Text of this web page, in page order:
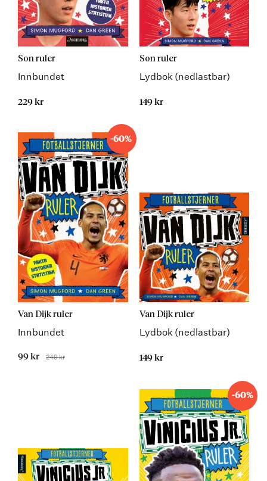
Son ruler
Innbundet
229 kr
Son ruler
Lydbok (nedlastbar)
149 kr
-60%
Van Dijk ruler
Innbundet
Tilbudspris
99 kr Før
249 kr
Van Dijk ruler
Lydbok (nedlastbar)
149 kr
-60%